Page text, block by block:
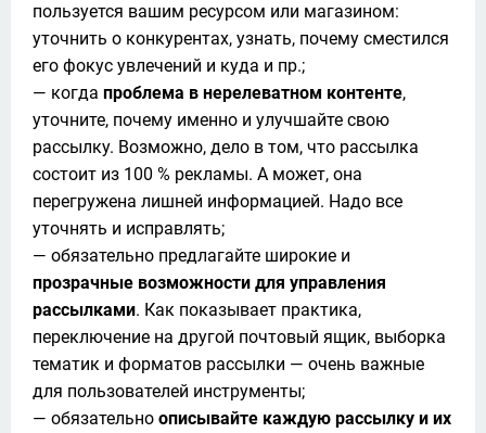
пользуется вашим ресурсом или магазином:
уточнить о конкурентах, узнать, почему сместился
его фокус увлечений и куда и пр.;
— когда проблема в нерелеватном контенте,
уточните, почему именно и улучшайте свою
рассылку. Возможно, дело в том, что рассылка
состоит из 100 % рекламы. А может, она
перегружена лишней информацией. Надо все
уточнять и исправлять;
прозрачные возможности для управления
рассылками. Как показывает практика,
переключение на другой почтовый ящик, выборка
тематик и форматов рассылки — очень важные
для пользователей инструменты;
— обязательно описывайте каждую рассылку и их